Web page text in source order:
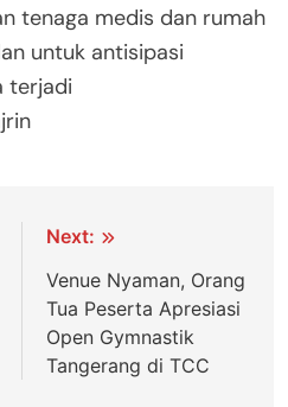
tenaga medis dan rumah
untuk antisipasi
terjadi
Next:
Venue Nyaman, Orang
Tua Peserta Apresiasi
Open Gymnastik
Tangerang di TCC